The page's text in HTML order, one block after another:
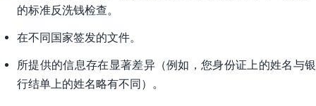
的标准反洗钱检查。
在不同国家签发的文件。
所提供的信息存在显著差异（例如，您身份证上的姓名与银
行结单上的姓名略有不同）。